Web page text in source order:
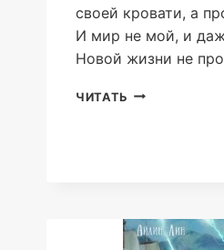
своей кровати, а
И мир не мой, и
Новой жизни не
ЧИТАТЬ ДЖЕЙН.